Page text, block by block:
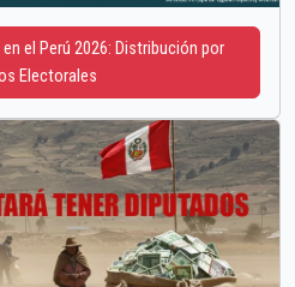
el Perú 2026: Distribución por
Electorales